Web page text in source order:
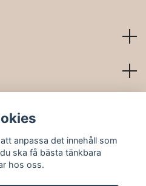
anpassa det innehåll som
ska få bästa tänkbara
hos oss.